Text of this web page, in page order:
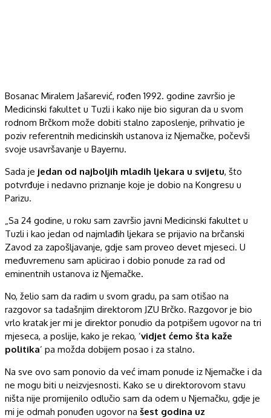
Bosanac Miralem Jašarević, rođen 1992. godine završio je
Medicinski fakultet u Tuzli i kako nije bio siguran da u svom
rodnom Brčkom može dobiti stalno zaposlenje, prihvatio je
poziv referentnih medicinskih ustanova iz Njemačke, počevši
svoje usavršavanje u Bayernu.
Sada je jedan od najboljih mladih ljekara u svijetu, što
potvrđuje i nedavno priznanje koje je dobio na Kongresu u
Parizu.
„Sa 24 godine, u roku sam završio javni Medicinski fakultet u
Tuzli i kao jedan od najmlađih ljekara se prijavio na brčanski
Zavod za zapošljavanje, gdje sam proveo devet mjeseci. U
međuvremenu sam aplicirao i dobio ponude za rad od
eminentnih ustanova iz Njemačke.
No, želio sam da radim u svom gradu, pa sam otišao na
razgovor sa tadašnjim direktorom JZU Brčko. Razgovor je bio
vrlo kratak jer mi je direktor ponudio da potpišem ugovor na tri
mjeseca, a poslije, kako je rekao, ‘vidjet ćemo šta kaže
politika’ pa možda dobijem posao i za stalno.
Na sve ovo sam ponovio da već imam ponude iz Njemačke i da
ne mogu biti u neizvjesnosti. Kako se u direktorovom stavu
ništa nije promijenilo odlučio sam da odem u Njemačku, gdje je
mi je odmah ponuđen ugovor na šest godina uz